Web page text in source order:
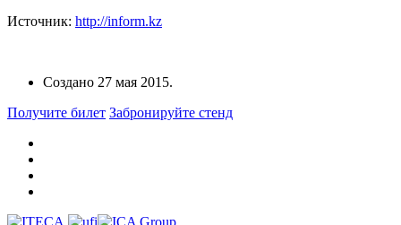
Источник: http://inform.kz
Создано 27 мая 2015.
Получите билет Забронируйте стенд